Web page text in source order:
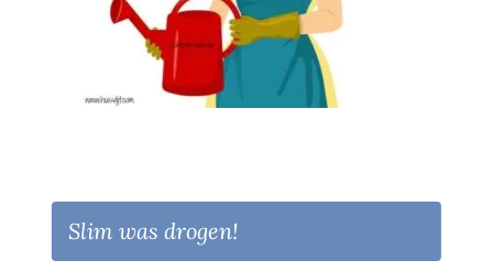
Slim was drogen!